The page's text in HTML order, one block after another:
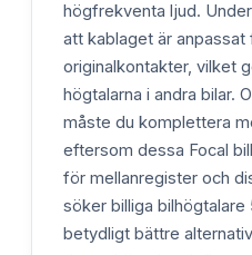
högfrekventa ljud.
att kablaget är anpassat
originalkontakter, vilket
högtalarna i andra bilar.
måste du komplettera
eftersom dessa Focal
för mellanregister och
söker billiga
betydligt bättre